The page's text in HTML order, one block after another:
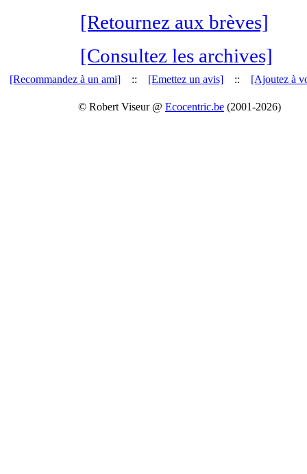
[Retournez aux brèves]
[Consultez les archives]
[Recommandez à un ami] :: [Emettez un avis] :: [Ajoutez à
© Robert Viseur @ Ecocentric.be (2001-2026)